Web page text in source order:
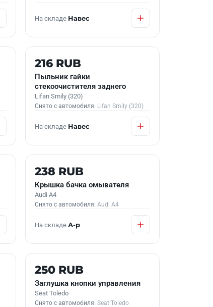
На складе Навес
Б/У В НАЛИЧИИ
216 RUB
Пыльник гайки
стекоочистителя заднего
Lifan Smily (320)
Снято с автомобиля: Lifan Smily (320)
На складе Навес
Б/У В НАЛИЧИИ
238 RUB
Крышка бачка омывателя
Audi A4
Снято с автомобиля: Audi A4
На складеА-р
Б/У В НАЛИЧИИ
250 RUB
Заглушка кнопки управления
Seat Toledo
Снято с автомобиля: Seat Toledo